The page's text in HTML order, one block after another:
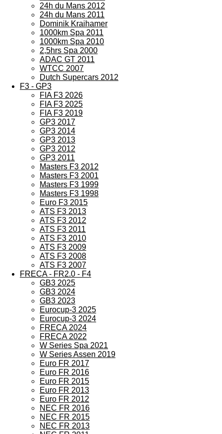
24h du Mans 2012
24h du Mans 2011
Dominik Kraihamer
1000km Spa 2011
1000km Spa 2010
2,5hrs Spa 2000
ADAC GT 2011
WTCC 2007
Dutch Supercars 2012
F3 - GP3
FIA F3 2026
FIA F3 2025
FIA F3 2019
GP3 2017
GP3 2014
GP3 2013
GP3 2012
GP3 2011
Masters F3 2012
Masters F3 2001
Masters F3 1999
Masters F3 1998
Euro F3 2015
ATS F3 2013
ATS F3 2012
ATS F3 2011
ATS F3 2010
ATS F3 2009
ATS F3 2008
ATS F3 2007
FRECA - FR2.0 - F4
GB3 2025
GB3 2024
GB3 2023
Eurocup-3 2025
Eurocup-3 2024
FRECA 2024
FRECA 2022
W Series Spa 2021
W Series Assen 2019
Euro FR 2017
Euro FR 2016
Euro FR 2015
Euro FR 2013
Euro FR 2012
NEC FR 2016
NEC FR 2015
NEC FR 2013